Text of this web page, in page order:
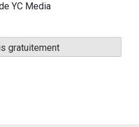
YC Media